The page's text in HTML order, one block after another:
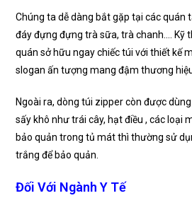
Chúng ta dễ dàng bắt gặp tại các quán
đáy đựng đựng trà sữa, trà chanh…. Kỹ
quán sở hữu ngay chiếc túi với thiết kế
slogan ấn tượng mang đậm thương
Ngoài ra, dòng túi zipper còn được
sấy khô như trái cây, hạt điều , các loại
bảo quản trong tủ mát thì thường sử
trắng để bảo quản.
Đối Với Ngành Y Tế